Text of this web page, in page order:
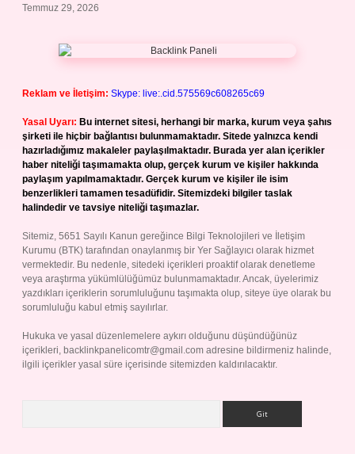
Temmuz 29, 2026
Reklam ve İletişim: Skype: live:.cid.575569c608265c69
Yasal Uyarı: Bu internet sitesi, herhangi bir marka, kurum veya şahıs
şirketi ile hiçbir bağlantısı bulunmamaktadır. Sitede yalnızca kendi
hazırladığımız makaleler paylaşılmaktadır. Burada yer alan içerikler
haber niteliği taşımamakta olup, gerçek kurum ve kişiler hakkında
paylaşım yapılmamaktadır. Gerçek kurum ve kişiler ile isim
benzerlikleri tamamen tesadüfidir. Sitemizdeki bilgiler taslak
halindedir ve tavsiye niteliği taşımazlar.
Sitemiz, 5651 Sayılı Kanun gereğince Bilgi Teknolojileri ve İletişim
Kurumu (BTK) tarafından onaylanmış bir Yer Sağlayıcı olarak hizmet
vermektedir. Bu nedenle, sitedeki içerikleri proaktif olarak denetleme
veya araştırma yükümlülüğümüz bulunmamaktadır. Ancak, üyelerimiz
yazdıkları içeriklerin sorumluluğunu taşımakta olup, siteye üye olarak bu
sorumluluğu kabul etmiş sayılırlar.
Hukuka ve yasal düzenlemelere aykırı olduğunu düşündüğünüz
içerikleri, backlinkpanelicomtr@gmail.com adresine bildirmeniz halinde,
ilgili içerikler yasal süre içerisinde sitemizden kaldırılacaktır.